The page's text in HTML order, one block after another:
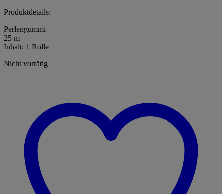
Produktdetails:
Perlengummi
25 m
Inhalt: 1 Rolle
Nicht vorrätig